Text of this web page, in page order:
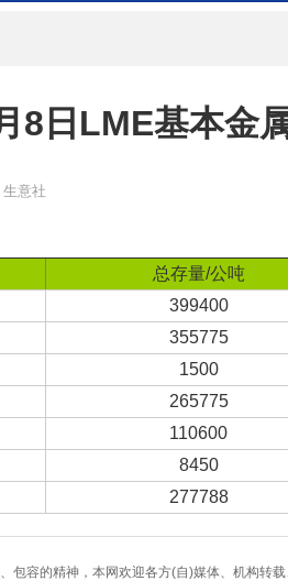
8日LME基本金
生意社
总存量/公吨
399400
355775
1500
265775
110600
8450
277788
包容的精神，本网欢迎各方(自)媒体、机构转